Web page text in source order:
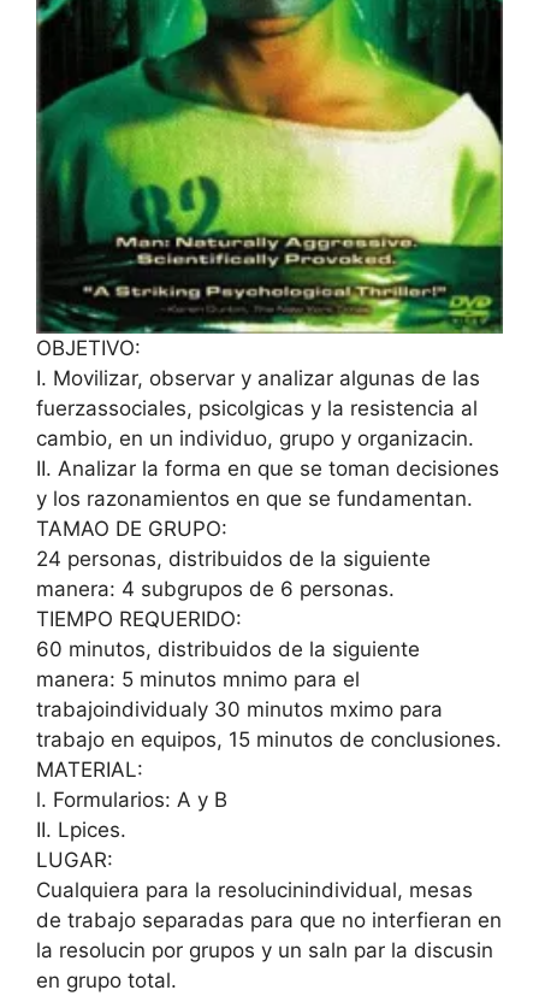
OBJETIVO:
I. Movilizar, observar y analizar algunas de las
fuerzassociales, psicolgicas y la resistencia al
cambio, en un individuo, grupo y organizacin.
II. Analizar la forma en que se toman decisiones
y los razonamientos en que se fundamentan.
TAMAO DE GRUPO:
24 personas, distribuidos de la siguiente
manera: 4 subgrupos de 6 personas.
TIEMPO REQUERIDO:
60 minutos, distribuidos de la siguiente
manera: 5 minutos mnimo para el
trabajoindividualy 30 minutos mximo para
trabajo en equipos, 15 minutos de conclusiones.
MATERIAL:
l. Formularios: A y B
II. Lpices.
LUGAR:
Cualquiera para la resolucinindividual, mesas
de trabajo separadas para que no interfieran en
la resolucin por grupos y un saln par la discusin
en grupo total.